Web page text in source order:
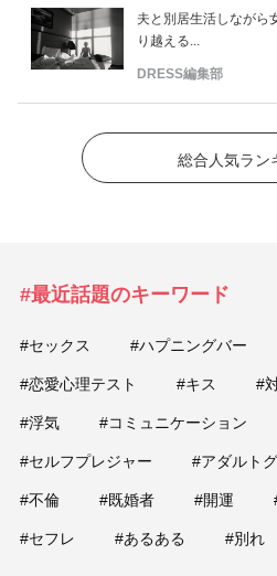
夫と別居生活しながら
り越える...
DRESS編集部
総合人気ラン
#最近話題のキーワード
#セックス #ハプニングバー
#恋愛心理テスト #キス #
#浮気 #コミュニケーション
#セルフプレジャー #アダルト
#不倫 #既婚者 #開運
#セフレ #あるある #別れ